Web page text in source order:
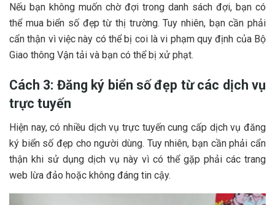
Nếu bạn không muốn chờ đợi trong danh sách đợi, bạn có
thể mua biển số đẹp từ thị trường. Tuy nhiên, bạn cần phải
cẩn thận vì việc này có thể bị coi là vi phạm quy định của Bộ
Giao thông Vận tải và bạn có thể bị xử phạt.
Cách 3: Đăng ký biển số đẹp từ các dịch vụ
trực tuyến
Hiện nay, có nhiều dịch vụ trực tuyến cung cấp dịch vụ đăng
ký biển số đẹp cho người dùng. Tuy nhiên, bạn cần phải cẩn
thận khi sử dụng dịch vụ này vì có thể gặp phải các trang
web lừa đảo hoặc không đáng tin cậy.